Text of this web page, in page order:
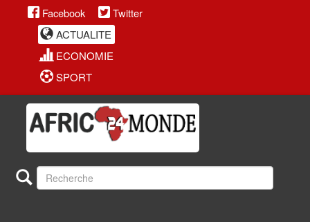
Facebook
Twitter
ACTUALITE
ECONOMIE
SPORT